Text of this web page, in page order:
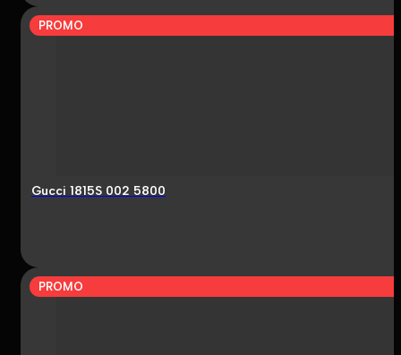
PROMO
Gucci 1815S 002 5800
PROMO